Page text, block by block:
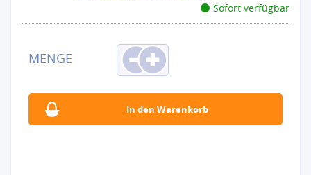
Sofort verfügbar